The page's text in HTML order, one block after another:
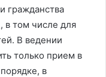
гражданства
в том числе для
В ведении
только прием в
в